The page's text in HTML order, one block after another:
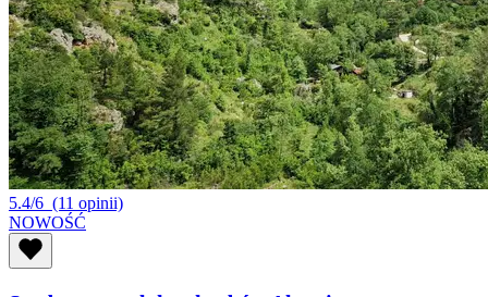
5.4/6 (11 opinii)
NOWOŚĆ